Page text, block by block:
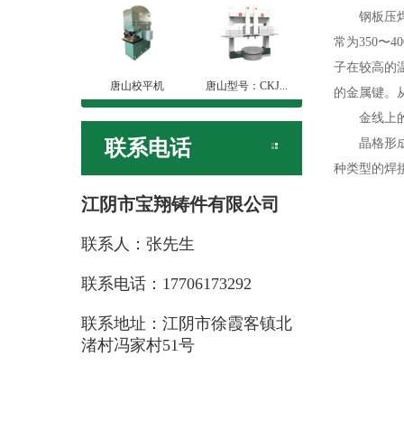
唐山校平机 唐山型号：CKJ...
联系电话
江阴市宝翔铸件有限公司
联系人：张先生
联系电话：17706173292
联系地址：江阴市徐霞客镇北
渚村冯家村51号
钢板压焊
常为350〜
子在较高的
的金属键。
金线上的
晶格形成
种类型的焊